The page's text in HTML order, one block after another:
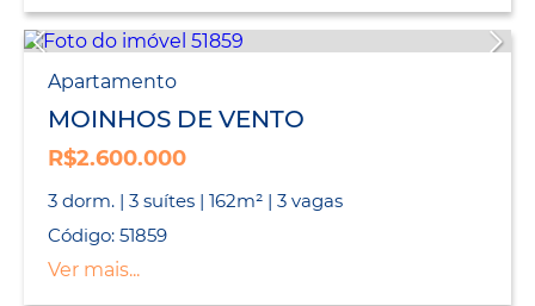
Apartamento
MOINHOS DE VENTO
R$2.600.000
3 dorm. | 3 suítes | 162m² | 3 vagas
Código: 51859
Ver mais...